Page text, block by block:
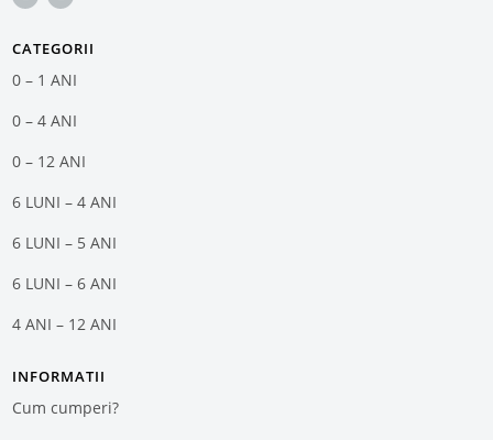
CATEGORII
0 – 1 ANI
0 – 4 ANI
0 – 12 ANI
6 LUNI – 4 ANI
6 LUNI – 5 ANI
6 LUNI – 6 ANI
4 ANI – 12 ANI
INFORMATII
Cum cumperi?